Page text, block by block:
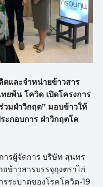
และจำหน่ายข้าวสาร
ยพ้น โควิด เปิดโครงการ
วมฝ่าวิกฤต” มอบข้าวให้
ะกอบการ ฝ่าวิกฤตโค
รผู้จัดการ บริษัท สุนทร
ข้าวสารบรรจุถุงตราไก่
รระบาดของโรคโควิด-19